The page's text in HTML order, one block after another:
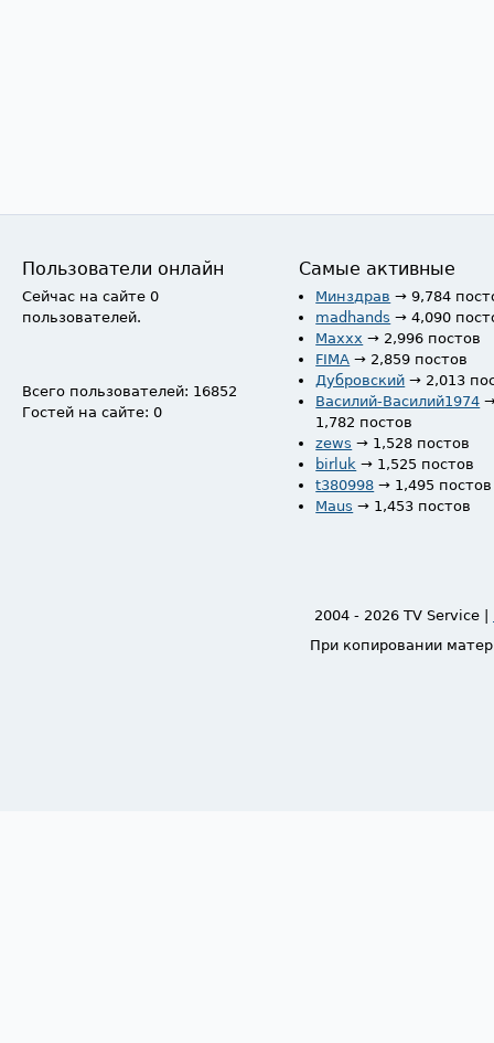
Пользователи онлайн
Сейчас на сайте 0
пользователей.
Всего пользователей: 16852
Гостей на сайте: 0
Самые активные
Минздрав → 9,784
madhands → 4,090
Maxxx → 2,996 постов
FIMA → 2,859 постов
Дубровский → 2,013
Василий-Василий1974
1,782 постов
zews → 1,528 постов
birluk → 1,525 постов
t380998 → 1,495 постов
Maus → 1,453 постов
2004 - 2026 TV Service |
При копировании